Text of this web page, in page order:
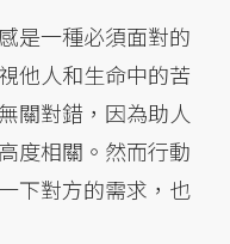
是一種必須面對的
他人和生命中的苦
關對錯，因為助人
度相關。然而行動
下對方的需求，也